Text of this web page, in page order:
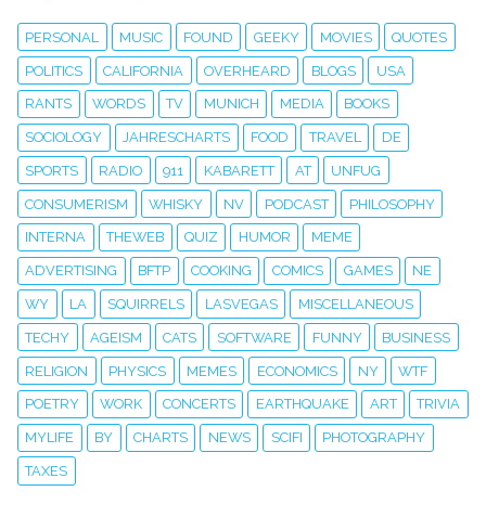
PERSONAL MUSIC FOUND GEEKY MOVIES QUOTES
POLITICS CALIFORNIA OVERHEARD BLOGS USA
RANTS WORDS TV MUNICH MEDIA BOOKS
SOCIOLOGY JAHRESCHARTS FOOD TRAVEL DE
SPORTS RADIO 911 KABARETT AT UNFUG
CONSUMERISM WHISKY NV PODCAST PHILOSOPHY
INTERNA THEWEB QUIZ HUMOR MEME
ADVERTISING BFTP COOKING COMICS GAMES NE
WY LA SQUIRRELS LASVEGAS MISCELLANEOUS
TECHY AGEISM CATS SOFTWARE FUNNY BUSINESS
RELIGION PHYSICS MEMES ECONOMICS NY WTF
POETRY WORK CONCERTS EARTHQUAKE ART TRIVIA
MYLIFE BY CHARTS NEWS SCIFI PHOTOGRAPHY
TAXES